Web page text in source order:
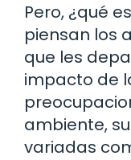
Pero, ¿qué
piensan los
que les
impacto de
ambiente,
variadas